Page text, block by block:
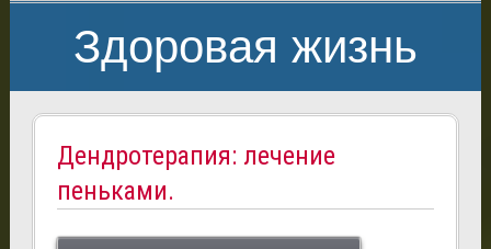
Здоровая жизнь
Дендротерапия: лечение
пеньками.